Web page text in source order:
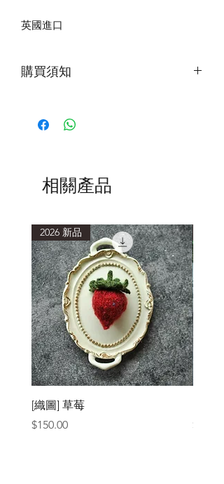
英國進口
購買須知
中會有浮色，為正常現象。清洗時使用
低於40度的水溫，浸泡15分鐘或以上再
避免重複搓揉擠壓，造成織品氈化縮
相關產品
2026 新品
[織圖] 草莓
價格
$150.00
價格